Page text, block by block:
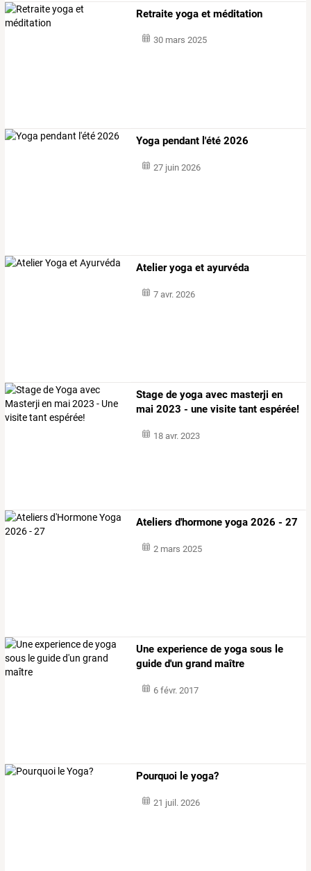
Retraite yoga et méditation
30 mars 2025
Yoga pendant l'été 2026
27 juin 2026
Atelier yoga et ayurvéda
7 avr. 2026
Stage de yoga avec masterji en
mai 2023 - une visite tant espérée!
18 avr. 2023
Ateliers d'hormone yoga 2026 - 27
2 mars 2025
Une experience de yoga sous le
guide d'un grand maître
6 févr. 2017
Pourquoi le yoga?
21 juil. 2026